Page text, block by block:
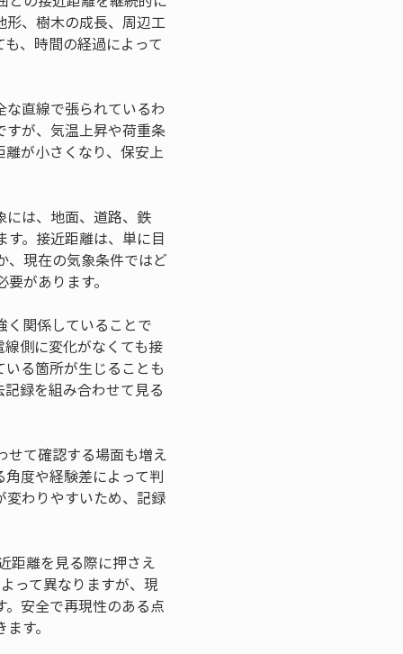
形、樹木の成長、周辺工
、時間の経過によって
直線で張られているわ
が、気温上昇や荷重条
が小さくなり、保安上
には、地面、道路、鉄
。接近距離は、単に目
、現在の気象条件ではど
があります。
く関係していることで
側に変化がなくても接
る箇所が生じることも
録を組み合わせて見る
せて確認する場面も増え
度や経験差によって判
変わりやすいため、記録
距離を見る際に押さえ
って異なりますが、現
安全で再現性のある点
す。